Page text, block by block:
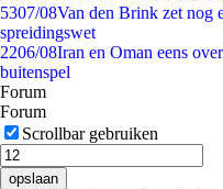
5307/08Van den Brink zet nog
spreidingswet
2206/08Iran en Oman eens
buitenspel
Forum
Forum
Scrollbar gebruiken
opslaan